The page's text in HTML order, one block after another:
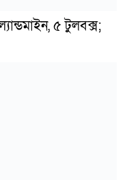
৫ টুলবক্স;